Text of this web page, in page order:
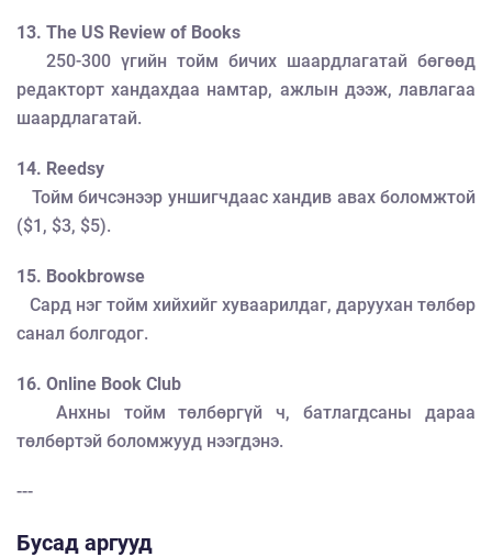
13. The US Review of Books
250-300 үгийн тойм бичих шаардлагатай бөгөөд
редакторт хандахдаа намтар, ажлын дээж, лавлагаа
шаардлагатай.
14. Reedsy
Тойм бичсэнээр уншигчдаас хандив авах боломжтой
($1, $3, $5).
15. Bookbrowse
Сард нэг тойм хийхийг хуваарилдаг, даруухан төлбөр
санал болгодог.
16. Online Book Club
Анхны тойм төлбөргүй ч, батлагдсаны дараа
төлбөртэй боломжууд нээгдэнэ.
---
Бусад аргууд